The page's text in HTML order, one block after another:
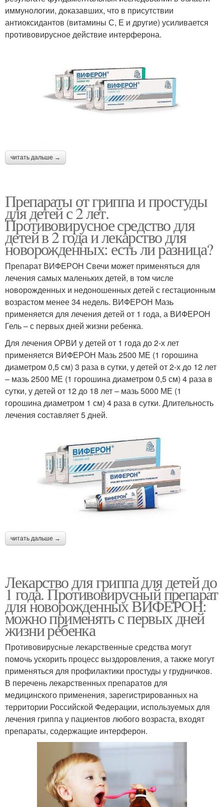
иммунологии, доказавших, что в присутствии
антиоксидантов (витамины С, Е и другие) усиливается
противовирусное действие интерферона.
читать дальше →
Препараты от гриппа и простуды
для детей с 2 лет.
Противовирусное средство для
детей в 2 года и лекарство для
новорожденных: есть ли разница?
Препарат ВИФЕРОН Свечи может применяться для
лечения самых маленьких детей, в том числе
новорожденных и недоношенных детей с гестационным
возрастом менее 34 недель. ВИФЕРОН Мазь
применяется для лечения детей от 1 года, а ВИФЕРОН
Гель – с первых дней жизни ребенка.
Для лечения ОРВИ у детей от 1 года до 2-х лет
применяется ВИФЕРОН Мазь 2500 МЕ (1 горошина
диаметром 0,5 см) 3 раза в сутки, у детей от 2-х до 12 лет
– мазь 2500 МЕ (1 горошина диаметром 0,5 см) 4 раза в
сутки, у детей от 12 до 18 лет – мазь 5000 МЕ (1
горошина диаметром 1 см) 4 раза в сутки. Длительность
лечения составляет 5 дней.
читать дальше →
Лекарство для гриппа для детей до
1 года. Противовирусный препарат
для новорожденных ВИФЕРОН:
можно применять с первых дней
жизни ребенка
Противовирусные лекарственные средства могут
помочь ускорить процесс выздоровления, а также могут
применяться для профилактики простуды у грудничков.
В перечень лекарственных препаратов для
медицинского применения, зарегистрированных на
территории Российской Федерации, используемых для
лечения гриппа у пациентов любого возраста, входят
препараты, содержащие интерферон.